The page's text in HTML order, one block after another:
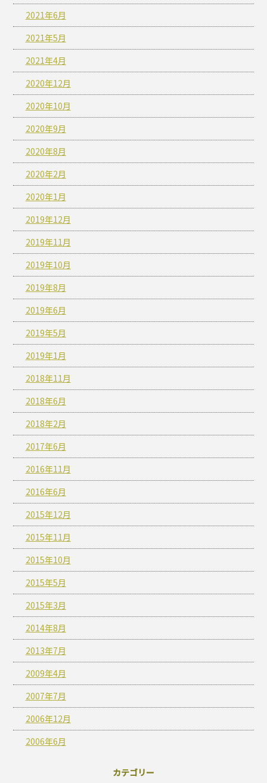
2021年6月
2021年5月
2021年4月
2020年12月
2020年10月
2020年9月
2020年8月
2020年2月
2020年1月
2019年12月
2019年11月
2019年10月
2019年8月
2019年6月
2019年5月
2019年1月
2018年11月
2018年6月
2018年2月
2017年6月
2016年11月
2016年6月
2015年12月
2015年11月
2015年10月
2015年5月
2015年3月
2014年8月
2013年7月
2009年4月
2007年7月
2006年12月
2006年6月
カテゴリー